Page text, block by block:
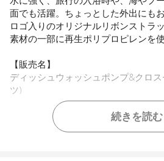
面でも活躍。ちょっとした外出にもお
ロゴ入りのオリジナルリボンストラッ
素材の一部に再生ポリプロピレンを
【販売名】
ディッシュウォッシュポンプ&クロ
ツ)
【ご使用方法】
【ディッシュウォッシュ リキッド ポ
続きを読む